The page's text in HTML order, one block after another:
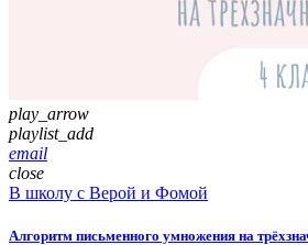
play_arrow
playlist_add
email
close
В школу с Верой и Фомой
Алгоритм письменного умножения на